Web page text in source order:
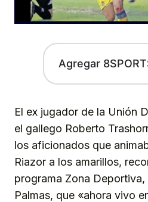
Agregar
El ex jugador de la Unión
el gallego Roberto
los aficionados que
Riazor a los amarillos,
programa Zona
Palmas, que «ahora vivo